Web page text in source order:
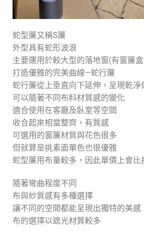
蛇型簾又稱S簾
外型具有蛇形波浪
主要運用於較大型的落地窗(有窗簾
打造優雅的完美曲線—蛇行簾
蛇行簾從上垂直向下延伸，呈現乾淨
可以隨著不同布料材質感的變化
適合使用在客廳及臥室等空間
收合起來相當整齊，有質感
可選用的窗簾材質與花色很多
但就算是挑素面單色也很優雅
蛇型簾用布量較多，因此單價上會比
隨著彎曲程度不同
布與紗質感有多種選擇
讓不同的空間都能呈現出獨特的美感
布的選擇以遮光材質較多